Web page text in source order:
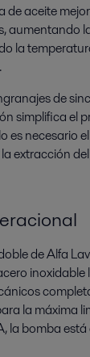
de aceite
aumentando
la
de
simplifica el
es necesario
extracción
de Alfa
la máxima
la bomba